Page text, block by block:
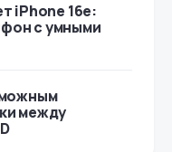
iPhone 16e:
с умными
между